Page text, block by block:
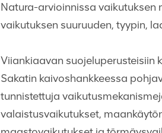
Natura-arvioinnissa vaikutuksen
vaikutuksen suuruuden, tyypin,
Viiankiaavan suojeluperusteisiin
Sakatin kaivoshankkeessa
tunnistettuja
valaistusvaikutukset,